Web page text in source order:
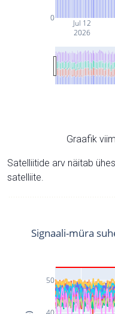
Jul 12
2026
0
Graafik
Satelliitide arv näitab
satelliite.
50
Signaali-müra